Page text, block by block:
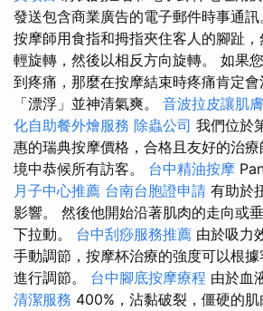
發送包含商業廣告的電子郵件時事通訊
按摩師用食指和拇指夾住客人的腳趾
輕旋轉，然後以相反方向旋轉。 如果
到疼痛，那麼在按摩結束時疼痛肯定
「漂浮」並神清氣爽。 音波拉皮讓肌
化自助餐外燴服務 除蟲公司 我們位於
惠的瑞典按摩價格，合格且友好的治
境中恭候所有訪客。 台中精油按摩
月子中心推薦 台南台胞證申請 有助於
影響。 然後他開始沿著肌肉的走向或
下拉動。 台中刮痧服務推薦 由於吸力
手動調節，按摩杯治療的強度可以根
進行調節。 台中腳底按摩療程 由於血
清潔服務 400%，沾黏破裂，僵硬的